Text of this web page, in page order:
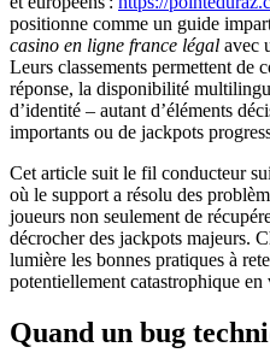
positionne comme un guide
casino en ligne france légal avec
Leurs classements permettent de
réponse, la disponibilité
d’identité – autant d’éléments
importants ou de jackpots
Cet article suit le fil conducteur
où le support a résolu des
joueurs non seulement de
décrocher des jackpots majeurs.
lumière les bonnes pratiques à
potentiellement catastrophique
Quand un bug